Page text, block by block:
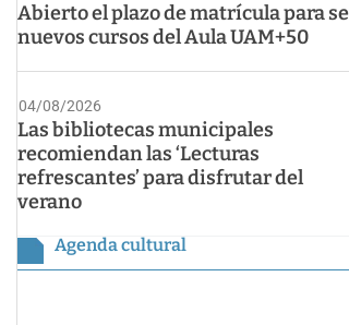
Abierto el plazo de matrícula para
nuevos cursos del Aula UAM+50
04/08/2026
Las bibliotecas municipales
recomiendan las ‘Lecturas
refrescantes’ para disfrutar del
verano
Agenda cultural